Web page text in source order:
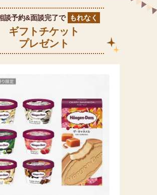
談予約&面談完了で もれなく
ギフトチケット
プレゼント